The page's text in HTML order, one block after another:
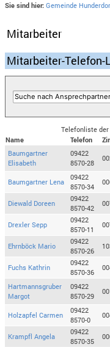
Sie sind hier: Gemeinde
Mitarbeiter
Mitarbeiter-Telefon-
Telefonliste
Name
Telefon
Baumgartner
Elisabeth
09422
8570-28
Baumgartner Lena
09422
8570-34
Diewald Doreen
09422
8570-42
Drexler Sepp
09422
8570-11
Ehrnböck Mario
09422
8570-26
Fuchs Kathrin
09422
8570-36
Hartmannsgruber
Margot
09422
8570-29
Holzapfel Carmen
09422
8570-0
Krampfl Angela
09422
8570-35